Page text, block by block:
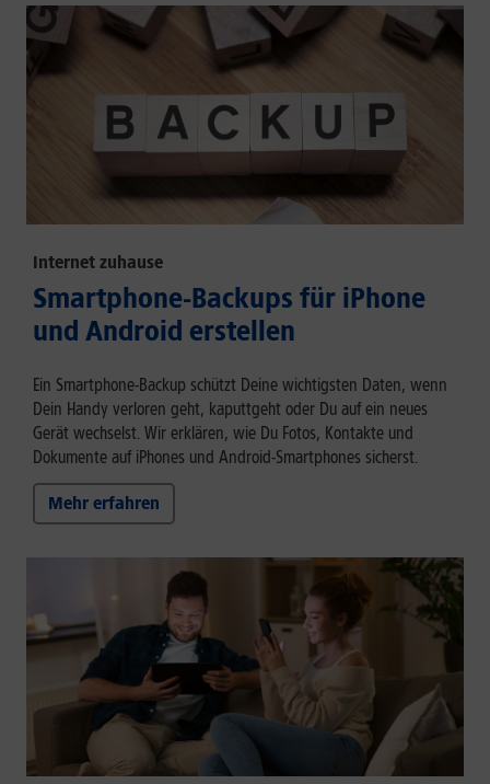
Internet zuhause
Smartphone-Backups für iPhone
und Android erstellen
Ein Smartphone-Backup schützt Deine wichtigsten Daten, wenn
Dein Handy verloren geht, kaputtgeht oder Du auf ein neues
Gerät wechselst. Wir erklären, wie Du Fotos, Kontakte und
Dokumente auf iPhones und Android-Smartphones sicherst.
Mehr erfahren